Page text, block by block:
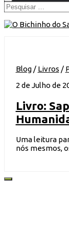
Pesquisar
por:
Blog/ Livros /
2 de Julho de
Livro:
Uma leitura
nós mesmos,